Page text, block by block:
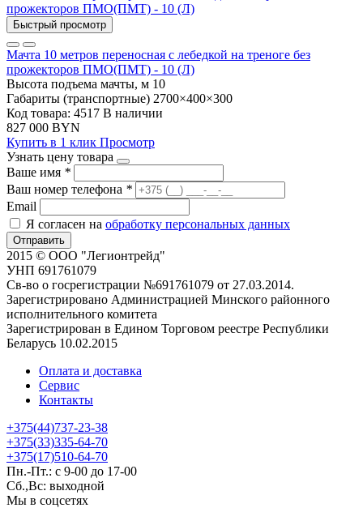
Быстрый просмотр
Мачта 10 метров переносная с лебедкой на треноге без
прожекторов ПМО(ПМТ) - 10 (Л)
Высота подъема мачты, м 10
Габариты (транспортные) 2700×400×300
Код товара: 4517 В наличии
827 000 BYN
Купить в 1 клик Просмотр
Узнать цену товара
Ваше имя *
Ваш номер телефона *
Email
Я согласен на обработку персональных данных
Отправить
2015 © ООО "Легионтрейд"
УНП 691761079
Св-во о госрегистрации №691761079 от 27.03.2014.
Зарегистрировано Администрацией Минского районного
исполнительного комитета
Зарегистрирован в Едином Торговом реестре Республики
Беларусь 10.02.2015
Оплата и доставка
Сервис
Контакты
+375(44)737-23-38
+375(33)335-64-70
+375(17)510-64-70
Пн.-Пт.: с 9-00 до 17-00
Сб.,Вс: выходной
Мы в соцсетях